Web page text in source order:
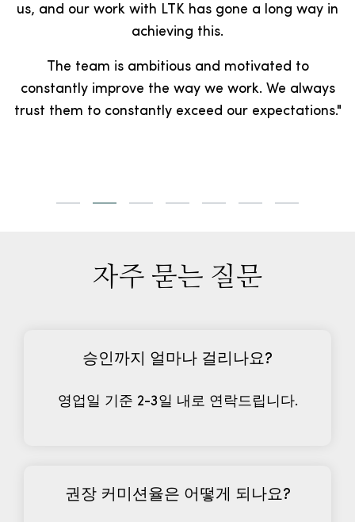
"Working with the team has helped us to develop
our presence into new markets in a way that is
data and sales-driven."
자주 묻는 질문
승인까지 얼마나 걸리나요?
영업일 기준 2-3일 내로 연락드립니다.
권장 커미션율은 어떻게 되나요?